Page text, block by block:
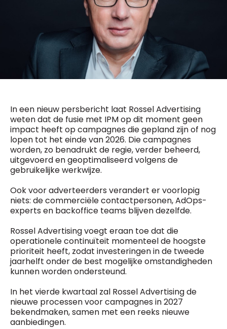
In een nieuw persbericht laat Rossel Advertising
weten dat de fusie met IPM op dit moment geen
impact heeft op campagnes die gepland zijn of nog
lopen tot het einde van 2026. Die campagnes
worden, zo benadrukt de regie, verder beheerd,
uitgevoerd en geoptimaliseerd volgens de
gebruikelijke werkwijze.
Ook voor adverteerders verandert er voorlopig
niets: de commerciële contactpersonen, AdOps-
experts en backoffice teams blijven dezelfde.
Rossel Advertising voegt eraan toe dat die
operationele continuïteit momenteel de hoogste
prioriteit heeft, zodat investeringen in de tweede
jaarhelft onder de best mogelijke omstandigheden
kunnen worden ondersteund.
In het vierde kwartaal zal Rossel Advertising de
nieuwe processen voor campagnes in 2027
bekendmaken, samen met een reeks nieuwe
aanbiedingen.
f.bouchar@mm.be
0475 97 12 57
Chief Editor
Damien Lemaire
0477 37 31 65
d.lemaire@mm.be
Freemium
access
MM e - News
10 x year
MM Best of
Research
10 x year
MM Blue
4 x year
MM Magazine
(digital)